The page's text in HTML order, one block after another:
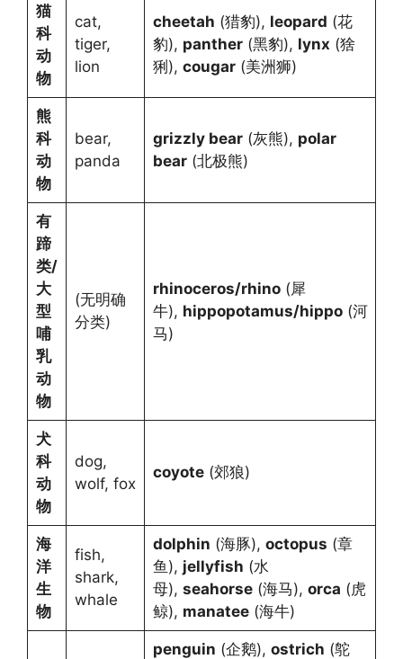
猫
科
动
物
cat,
tiger,
lion
cheetah (猎豹), leopard (花
豹), panther(黑豹), lynx (猞
猁), cougar(美洲狮)
熊
科
动
物
bear,
panda
grizzly bear(灰熊), polar
bear(北极熊)
有
蹄
类/
大
型
哺
乳
动
物
(无明确
分类)
rhinoceros/rhino(犀
牛), hippopotamus/hippo(河
马)
犬
科
动
物
dog,
wolf, fox
coyote(郊狼)
海
洋
生
物
fish,
shark,
whale
dolphin (海豚), octopus (章
鱼), jellyfish (水
母), seahorse(海马), orca (虎
鲸), manatee(海牛)
penguin (企鹅), ostrich (鸵